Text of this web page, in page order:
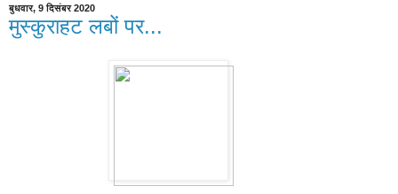
बुधवार, 9 दिसंबर 2020
मुस्कुराहट लबों पर...